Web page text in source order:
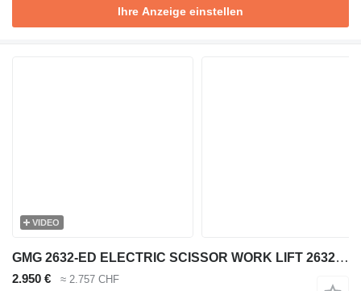
Ihre Anzeige einstellen
VIDEO
GMG 2632-ED ELECTRIC SCISSOR WORK LIFT 2632ED 983CM 2018 020HRS 2263
2.950 € ≈ 2.757 CHF